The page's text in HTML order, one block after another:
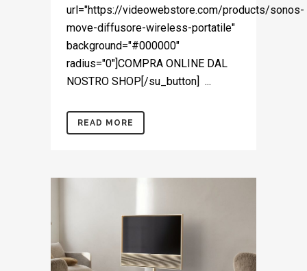
url="https://videowebstore.com/products/sonos-
move-diffusore-wireless-portatile"
background="#000000"
radius="0"]COMPRA ONLINE DAL
NOSTRO SHOP[/su_button] ...
READ MORE